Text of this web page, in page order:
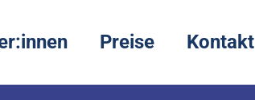
Preise Kontakt